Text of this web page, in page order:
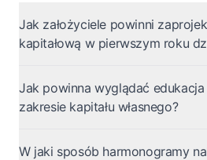
Jak założyciele powinni
kapitałową w pierwszym roku
Jak powinna wyglądać
zakresie kapitału własnego?
W jaki sposób harmonogramy